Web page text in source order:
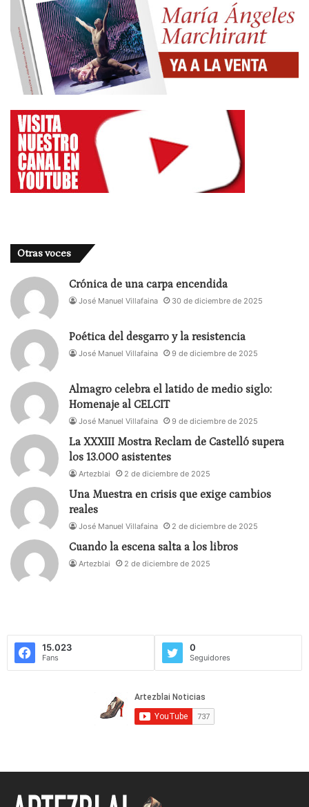
Otras voces
Crónica de una carpa encendida
José Manuel Villafaina 30 de diciembre de 2025
Poética del desgarro y la resistencia
José Manuel Villafaina 9 de diciembre de 2025
Almagro celebra el latido de medio siglo:
Homenaje al CELCIT
José Manuel Villafaina 9 de diciembre de 2025
La XXXIII Mostra Reclam de Castelló supera
los 13.000 asistentes
Artezblai 2 de diciembre de 2025
Una Muestra en crisis que exige cambios
reales
José Manuel Villafaina 2 de diciembre de 2025
Cuando la escena salta a los libros
Artezblai 2 de diciembre de 2025
15.023
Fans
0
Seguidores